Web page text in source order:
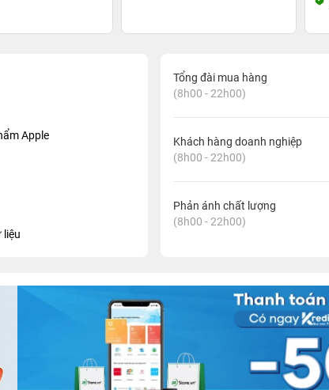
Apple
liệu
Tổng đài mua hàng
(8h00 - 22h00)
Khách hàng doanh nghiệp
(8h00 - 22h00)
Phản ánh chất lượng
(8h00 - 22h00)